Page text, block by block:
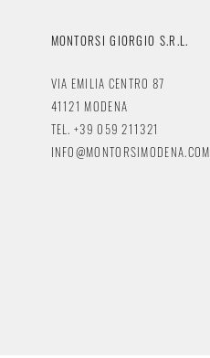
MONTORSI GIORGIO S.R.L.
VIA EMILIA CENTRO 87
41121 MODENA
TEL. +39 059 211321
INFO@MONTORSIMODENA.COM